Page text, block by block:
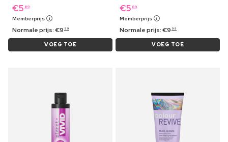
€5 89
Memberprijs
Normale prijs:€9 99
VOEG TOE
€5 89
Memberprijs
Normale prijs:€9 99
VOEG TOE